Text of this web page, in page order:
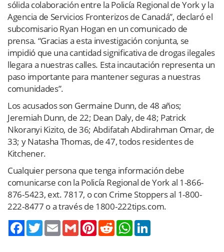
sólida colaboración entre la Policía Regional de York y la
Agencia de Servicios Fronterizos de Canadá”, declaró el
subcomisario Ryan Hogan en un comunicado de
prensa. “Gracias a esta investigación conjunta, se
impidió que una cantidad significativa de drogas ilegales
llegara a nuestras calles. Esta incautación representa un
paso importante para mantener seguras a nuestras
comunidades”.
Los acusados ​​son Germaine Dunn, de 48 años;
Jeremiah Dunn, de 22; Dean Daly, de 48; Patrick
Nkoranyi Kizito, de 36; Abdifatah Abdirahman Omar, de
33; y Natasha Thomas, de 47, todos residentes de
Kitchener.
Cualquier persona que tenga información debe
comunicarse con la Policía Regional de York al 1-866-
876-5423, ext. 7817, o con Crime Stoppers al 1-800-
222-8477 o a través de 1800-222tips.com.
TwitterEmail Gmail PinterestReddit WhatsApp